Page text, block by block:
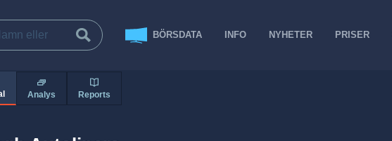
BÖRSDATA INFO NYHETER PRISER
Analys Reports